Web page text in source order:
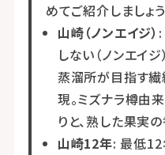
めてご紹介しましょう
山崎（ノンエイジ）
しない（ノンエイ
蒸溜所が目指す
現。ミズナラ樽由
りと、熟した果実
山崎12年: 最低12